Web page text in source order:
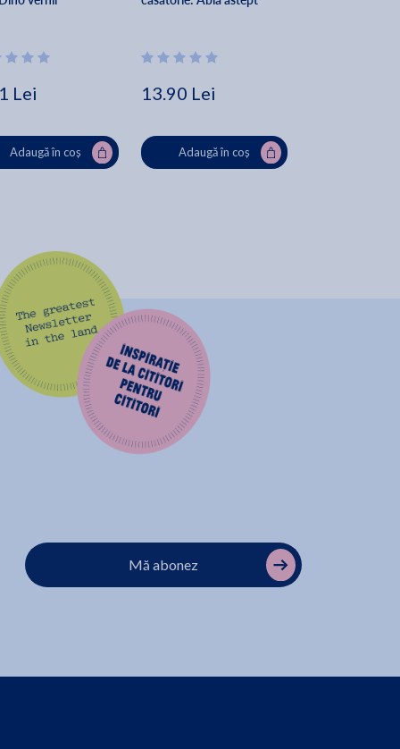
Lei
Adaugă în coș
13.90 Lei
Adaugă în coș
Mă abonez